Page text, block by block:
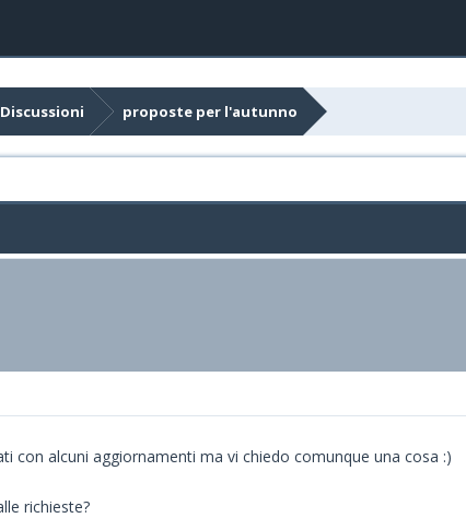
proposte per l'autunno
alcuni aggiornamenti ma vi chiedo comunque una cosa :)
richieste?